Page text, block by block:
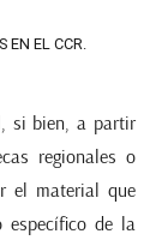
EN EL CCR.
si bien, a partir
regionales o
el material que
específico de la